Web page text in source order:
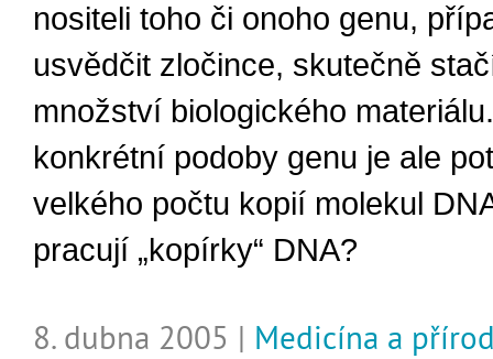
nositeli toho či onoho genu,
usvědčit zločince, skutečně
množství biologického
konkrétní podoby genu je ale
velkého počtu kopií molekul
pracují „kopírky“ DNA?
8. dubna 2005 | Medicína a